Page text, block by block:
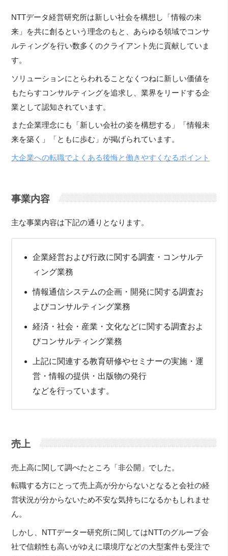
NTTデータ経営研究所は新しい社会を構想し「情報の未
来」を共に創るという理念のもと、あらゆる領域でコンサ
ルティングを行い数多くのクライアント先に貢献していま
す。
ソリューションにとらわれることなくつねに新しい価値を
もたらすコンサルティングを追求し、業界をリードする企
業として認知されています。
また企業理念にも「新しい会社の姿を構想する」「情報未
来を築く」「ともに歩む」が掲げられています。
大企業への転職でよくある後悔と働きやすくなるポイント
事業内容
主な事業内容は下記の通りとなります。
企業経営および行政に関する調査・コンサルテ
ィング業務
情報通信システムの企画・開発に関する調査お
よびコンサルティング業務
経済・社会・産業・文化などに関する調査およ
びコンサルティング業務
上記に関連する教育研修やセミナーの実施・運
営・情報の提供・出版物の発行
などを行っています。
売上
売上高に関して調べたところ「非公開」でした。
転職する方にとって売上高が分からないとなると会社の経
営状況が分からないため不安な気持ちになるかもしれませ
ん。
しかし、NTTデーター研究所に関してはNTTのグループ会
社で信頼性も高いがゆえに環境庁などの大型案件も受注で